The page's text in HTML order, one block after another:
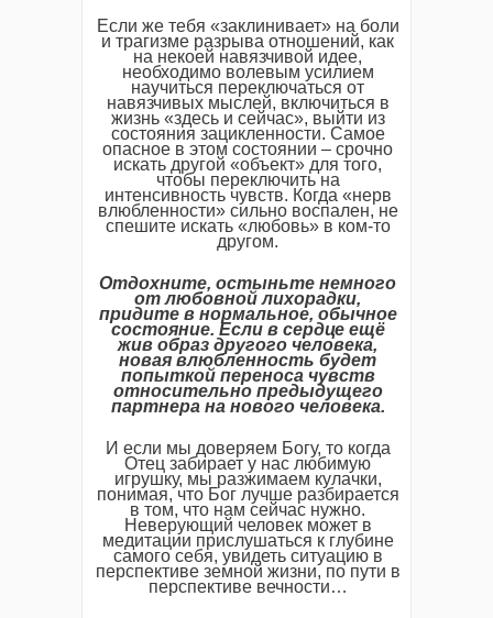
Если же тебя «заклинивает» на боли
и трагизме разрыва отношений, как
на некоей навязчивой идее,
необходимо волевым усилием
научиться переключаться от
навязчивых мыслей, включиться в
жизнь «здесь и сейчас», выйти из
состояния зацикленности. Самое
опасное в этом состоянии – срочно
искать другой «объект» для того,
чтобы переключить на
интенсивность чувств. Когда «нерв
влюбленности» сильно воспален, не
спешите искать «любовь» в ком-то
другом.
Отдохните, остыньте немного
от любовной лихорадки,
придите в нормальное, обычное
состояние. Если в сердце ещё
жив образ другого человека,
новая влюбленность будет
попыткой переноса чувств
относительно предыдущего
партнера на нового человека.
И если мы доверяем Богу, то когда
Отец забирает у нас любимую
игрушку, мы разжимаем кулачки,
понимая, что Бог лучше разбирается
в том, что нам сейчас нужно.
Неверующий человек может в
медитации прислушаться к глубине
самого себя, увидеть ситуацию в
перспективе земной жизни, по пути в
перспективе вечности…